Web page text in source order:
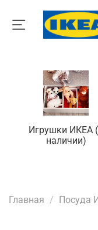
Игрушки ИКЕА
наличии)
Главная Посуда